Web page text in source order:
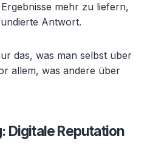
mehr zu liefern,
Antwort.
das, was man selbst über
allem, was andere über
Digitale Reputation